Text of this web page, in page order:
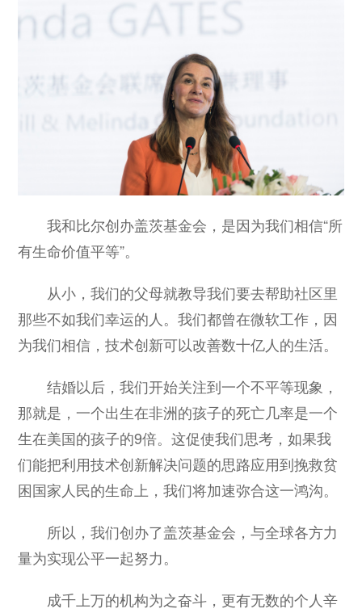
我和比尔创办盖茨基金会，是因为我们相信“所
有生命价值平等”。
从小，我们的父母就教导我们要去帮助社区里
那些不如我们幸运的人。我们都曾在微软工作，因
为我们相信，技术创新可以改善数十亿人的生活。
结婚以后，我们开始关注到一个不平等现象，
那就是，一个出生在非洲的孩子的死亡几率是一个
生在美国的孩子的9倍。这促使我们思考，如果我
们能把利用技术创新解决问题的思路应用到挽救贫
困国家人民的生命上，我们将加速弥合这一鸿沟。
所以，我们创办了盖茨基金会，与全球各方力
量为实现公平一起努力。
成千上万的机构为之奋斗，更有无数的个人辛